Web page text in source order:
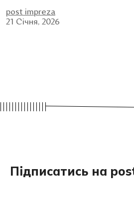
post impreza
21 Січня, 2026
Підписатись на